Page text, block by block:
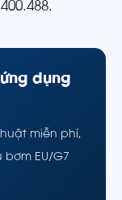
dụng
miễn phí,
bơm EU/G7